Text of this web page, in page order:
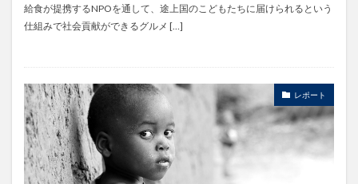
給食が提携するNPOを通して、途上国のこどもたちに届けられるという
仕組みで社会貢献ができるグルメ […]
レポート